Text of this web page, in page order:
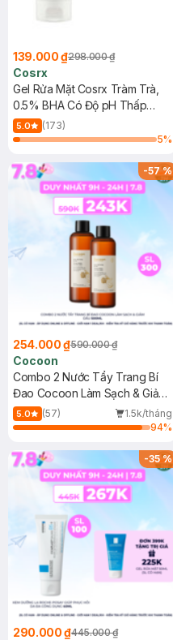
139.000 ₫298.000 ₫
Cosrx
Gel Rửa Mặt Cosrx Tràm Trà,
0.5% BHA Có Độ pH Thấp
150ml
5.0
(173)
5%
-57%
254.000 ₫590.000 ₫
Cocoon
Combo 2 Nước Tẩy Trang Bí
Đao Cocoon Làm Sạch & Giảm
Dầu 500ml
5.0 (57)
1.5k/tháng
94%
-35%
290.000 ₫445.000 ₫